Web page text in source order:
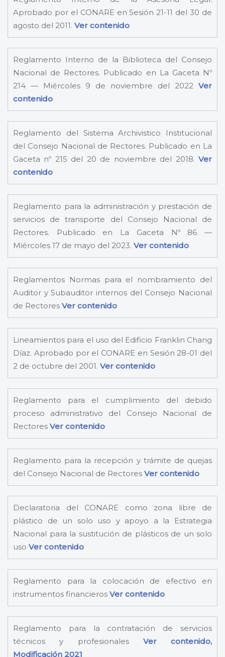
Aprobado por el CONARE en Sesión 21-11 del 30 de
agosto del 2011. Ver contenido
Reglamento Interno de la Biblioteca del Consejo
Nacional de Rectores. Publicado en La Gaceta Nº
214 — Miércoles 9 de noviembre del 2022 Ver
contenido
Reglamento del Sistema Archivistico Institucional
del Consejo Nacional de Rectores. Publicado en La
Gaceta nº 215 del 20 de noviembre del 2018. Ver
contenido
Reglamento para la administración y prestación de
servicios de transporte del Consejo Nacional de
Rectores. Publicado en La Gaceta Nº 86 —
Miércoles 17 de mayo del 2023. Ver contenido
Reglamentos Normas para el nombramiento del
Auditor y Subauditor internos del Consejo Nacional
de Rectores Ver contenido
Lineamientos para el uso del Edificio Franklin Chang
Díaz. Aprobado por el CONARE en Sesión 28-01 del
2 de octubre del 2001. Ver contenido
Reglamento para el cumplimiento del debido
proceso administrativo del Consejo Nacional de
Rectores Ver contenido
Reglamento para la recepción y trámite de quejas
del Consejo Nacional de Rectores Ver contenido
Declaratoria del CONARE como zona libre de
plástico de un solo uso y apoyo a la Estrategia
Nacional para la sustitución de plásticos de un solo
uso Ver contenido
Reglamento para la colocación de efectivo en
instrumentos financieros Ver contenido
Reglamento para la contratación de servicios
técnicos y profesionales Ver contenido,
Modificación 2021